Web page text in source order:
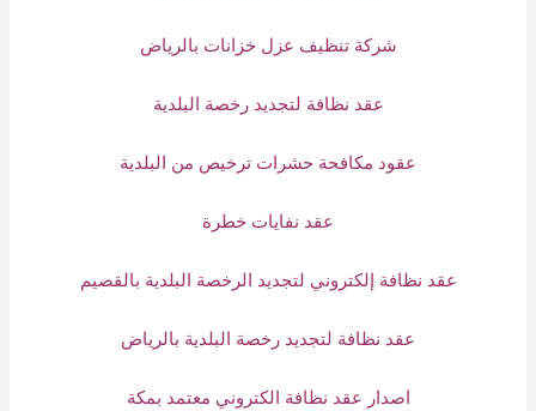
شركة تنظيف عزل خزانات بالرياض
عقد نظافة لتجديد رخصة البلدية
عقود مكافحة حشرات ترخيص من البلدية
عقد نفايات خطرة
عقد نظافة إلكتروني لتجديد الرخصة البلدية بالقصيم
عقد نظافة لتجديد رخصة البلدية بالرياض
اصدار عقد نظافة الكتروني معتمد بمكة